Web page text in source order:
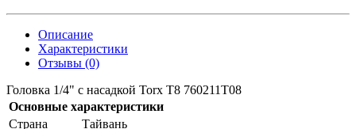
Описание
Характеристики
Отзывы (0)
Головка 1/4" с насадкой Torx T8 760211T08
Основные характеристики
Страна
Тайвань